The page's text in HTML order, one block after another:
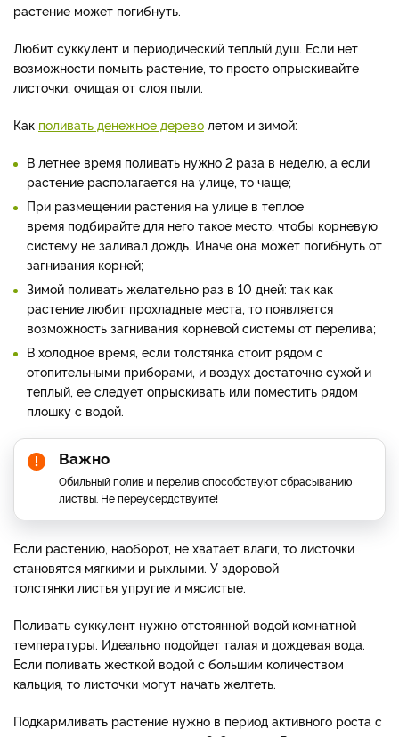
растение может погибнуть.
Любит суккулент и периодический теплый душ. Если нет
возможности помыть растение, то просто опрыскивайте
листочки, очищая от слоя пыли.
Как поливать денежное дерево летом и зимой:
В летнее время поливать нужно 2 раза в неделю, а если
растение располагается на улице, то чаще;
При размещении растения на улице в теплое
время подбирайте для него такое место, чтобы корневую
систему не заливал дождь. Иначе она может погибнуть от
загнивания корней;
Зимой поливать желательно раз в 10 дней: так как
растение любит прохладные места, то появляется
возможность загнивания корневой системы от перелива;
В холодное время, если толстянка стоит рядом с
отопительными приборами, и воздух достаточно сухой и
теплый, ее следует опрыскивать или поместить рядом
плошку с водой.
Важно
Обильный полив и перелив способствуют сбрасыванию
листвы. Не переусердствуйте!
Если растению, наоборот, не хватает влаги, то листочки
становятся мягкими и рыхлыми. У здоровой
толстянки листья упругие и мясистые.
Поливать суккулент нужно отстоянной водой комнатной
температуры. Идеально подойдет талая и дождевая вода.
Если поливать жесткой водой с большим количеством
кальция, то листочки могут начать желтеть.
Подкармливать растение нужно в период активного роста с